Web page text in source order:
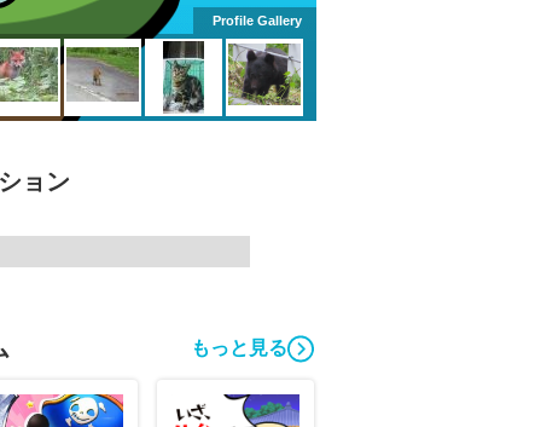
Profile Gallery
ョン
もっと見る